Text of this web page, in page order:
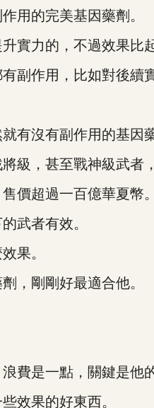
的完美基因藥劑。
力的，不過效果比起
作用，比如對後續實
沒有副作用的基因藥
，甚至戰神級武者，
超過一百億華夏幣。
武者有效。
果。
剛剛好最適合他。
是一點，關鍵是他的
效果的好東西。